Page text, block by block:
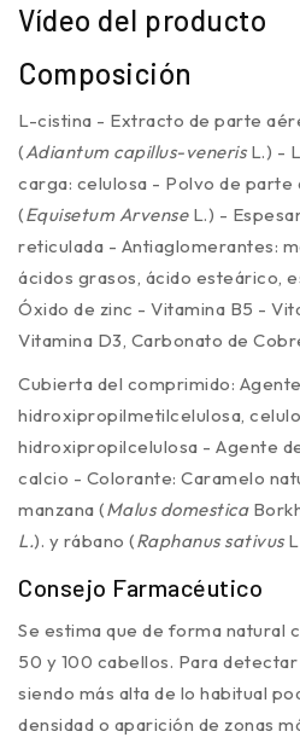
Vídeo del producto
Composición
L-cistina - Extracto de parte
(Adiantum capillus-venerisL.) -
carga: celulosa - Polvo de parte
(Equisetum ArvenseL.) -
reticulada - Antiaglomerantes:
ácidos grasos, ácido esteárico,
Óxido de zinc - Vitamina B5 -
Vitamina D3, Carbonato de
Cubierta del comprimido:
hidroxipropilmetilcelulosa,
hidroxipropilcelulosa - Agente
calcio - Colorante: Caramelo
manzana (Malus domestica
L.). y rábano (Raphanus sativus
Consejo Farmacéutico
Se estima que de forma natural
50 y 100 cabellos. Para
siendo más alta de lo habitual
densidad o aparición de zonas